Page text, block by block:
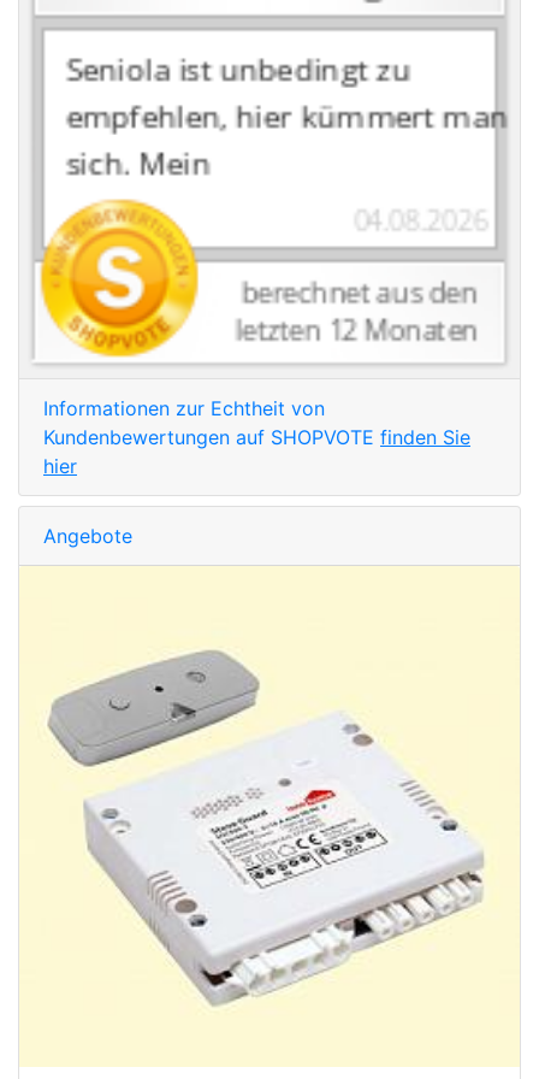
Informationen zur Echtheit von
Kundenbewertungen auf SHOPVOTE finden Sie
hier
Angebote